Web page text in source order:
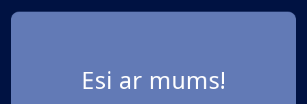
Esi ar mums!